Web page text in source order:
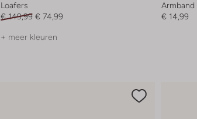
Loafers
€ 149,99 € 74,99
+ meer kleuren
Armband
€ 14,99